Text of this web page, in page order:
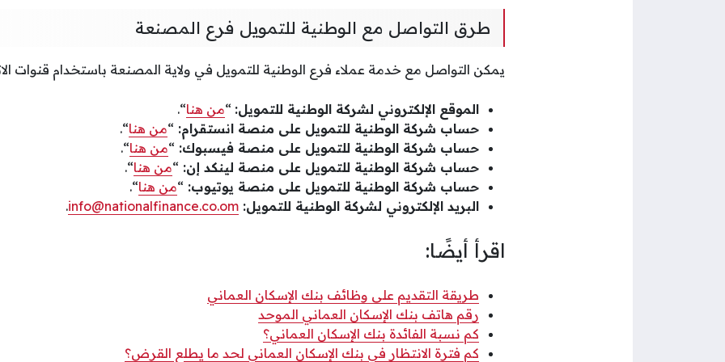
طرق التواصل مع الوطنية للتمويل فرع المصنعة
يمكن التواصل مع خدمة عملاء فرع الوطنية للتمويل في ولاية المصنعة باستخدام قنوات
الموقع الإلكتروني لشركة الوطنية للتمويل: “من هنا“.
حساب شركة الوطنية للتمويل على منصة انستقرام: “من هنا“.
حساب شركة الوطنية للتمويل على منصة فيسبوك: “من هنا“.
حساب شركة الوطنية للتمويل على منصة لينكد إن: “من هنا“.
حساب شركة الوطنية للتمويل على منصة يوتيوب: “من هنا“.
البريد الإلكتروني لشركة الوطنية للتمويل: info@nationalfinance.co.om
.
اقرأ أيضًا:
طريقة التقديم على وظائف بنك الإسكان العماني
رقم هاتف بنك الإسكان العماني الموحد
كم نسبة الفائدة بنك الإسكان العماني؟
كم فترة الانتظار في بنك الإسكان العماني لحد ما يطلع القرض؟